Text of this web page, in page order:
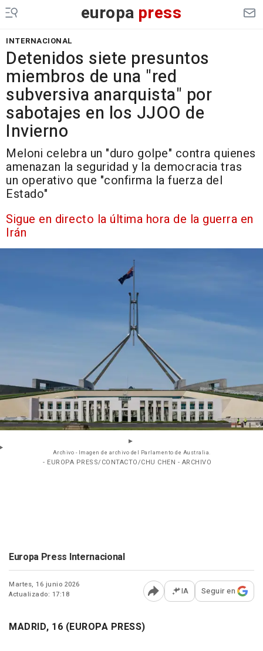
europa press
INTERNACIONAL
Detenidos siete presuntos
miembros de una "red
subversiva anarquista" por
sabotajes en los JJOO de
Invierno
Meloni celebra un "duro golpe" contra quienes
amenazan la seguridad y la democracia tras
un operativo que "confirma la fuerza del
Estado"
Sigue en directo la última hora de la guerra en
Irán
Archivo - Imagen de archivo del Parlamento de Australia.
- EUROPA PRESS/CONTACTO/CHU CHEN - ARCHIVO
Europa Press Internacional
Martes, 16 junio 2026
Actualizado: 17:18
Abrir opciones para
IA Seguir en
MADRID, 16 (EUROPA PRESS)